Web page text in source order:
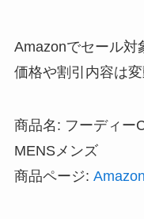
Amazonでセール対
価格や割引内容は
商品名: フーディー
MENSメンズ
商品ページ: